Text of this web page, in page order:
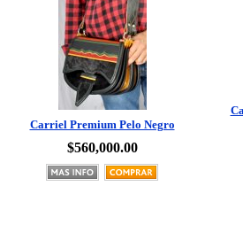
Carriel Premium Pelo Negro
$560,000.00